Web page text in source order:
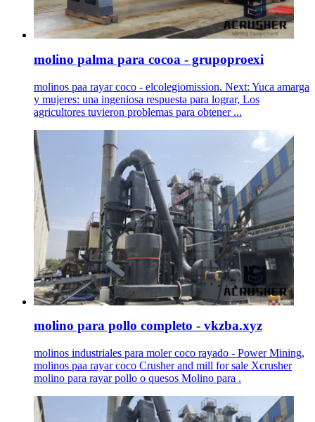
molino palma para cocoa - grupoproexi
molinos paa rayar coco - elcolegiomission. Next: Yuca amarga
y mujeres: una ingeniosa respuesta para lograr, Los
agricultores tuvieron problemas para obtener ...
molino para pollo completo - vkzba.xyz
molinos industriales para moler coco rayado - Power Mining,
molinos paa rayar coco Crusher and mill for sale Xcrusher
molino para rayar pollo o quesos Molino para .